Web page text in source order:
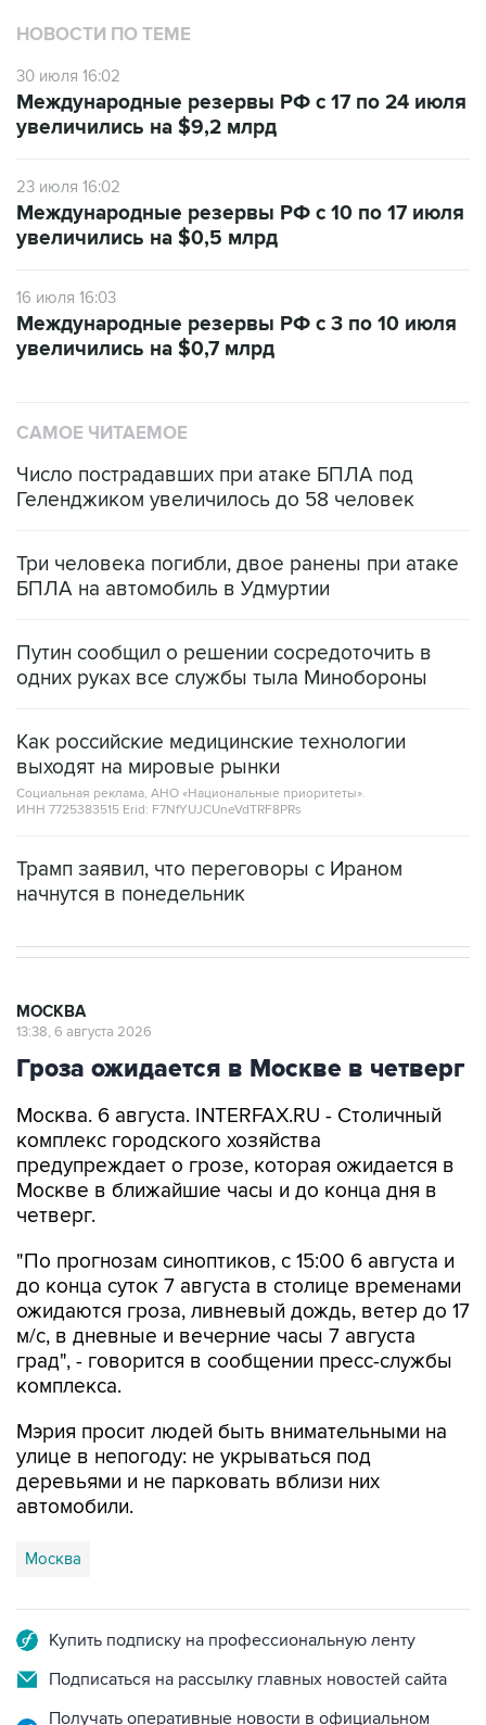
НОВОСТИ ПО ТЕМЕ
30 июля 16:02
Международные резервы РФ с 17 по 24 июля
увеличились на $9,2 млрд
23 июля 16:02
Международные резервы РФ с 10 по 17 июля
увеличились на $0,5 млрд
16 июля 16:03
Международные резервы РФ с 3 по 10 июля
увеличились на $0,7 млрд
САМОЕ ЧИТАЕМОЕ
Число пострадавших при атаке БПЛА под
Геленджиком увеличилось до 58 человек
Три человека погибли, двое ранены при атаке
БПЛА на автомобиль в Удмуртии
Путин сообщил о решении сосредоточить в
одних руках все службы тыла Минобороны
Как российские медицинские технологии
выходят на мировые рынки
Социальная реклама, АНО «Национальные приоритеты».
ИНН 7725383515 Erid: F7NfYUJCUneVdTRF8PRs
Трамп заявил, что переговоры с Ираном
начнутся в понедельник
МОСКВА
13:38, 6 августа 2026
Гроза ожидается в Москве в четверг
Москва. 6 августа. INTERFAX.RU - Столичный
комплекс городского хозяйства
предупреждает о грозе, которая ожидается в
Москве в ближайшие часы и до конца дня в
четверг.
"По прогнозам синоптиков, с 15:00 6 августа и
до конца суток 7 августа в столице временами
ожидаются гроза, ливневый дождь, ветер до 17
м/с, в дневные и вечерние часы 7 августа
град", - говорится в сообщении пресс-службы
комплекса.
Мэрия просит людей быть внимательными на
улице в непогоду: не укрываться под
деревьями и не парковать вблизи них
автомобили.
Москва
Купить подписку на профессиональную ленту
Подписаться на рассылку главных новостей сайта
Получать оперативные новости в официальном